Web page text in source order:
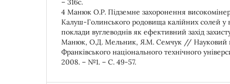
– 316с.
4 Манюк О.Р. Підземне захоронення
Калуш-Голинського родовища калійних солей у
поклади вуглеводнів як ефективний захід
Манюк, О.Д. Мельник, Я.М. Семчук // Науковий
Франківського національного технічного
2008. – №1. – С. 49-57.